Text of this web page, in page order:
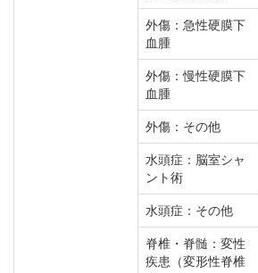
外傷：急性硬膜下
血腫
外傷：慢性硬膜下
血腫
外傷：その他
水頭症：脳室シャ
ント術
水頭症：その他
脊椎・脊髄：変性
疾患（変形性脊椎